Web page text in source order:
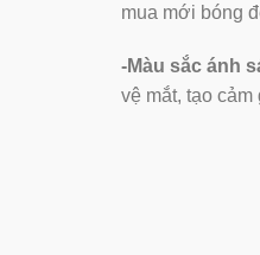
mua mới bóng
-Màu sắc ánh
vệ mắt, tạo